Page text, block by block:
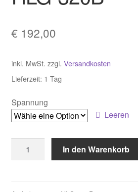
€ 192,00
inkl. MwSt. zzgl. Versandkosten
Lieferzeit: 1 Tag
Spannung
Leeren
320B
In den Warenkorb